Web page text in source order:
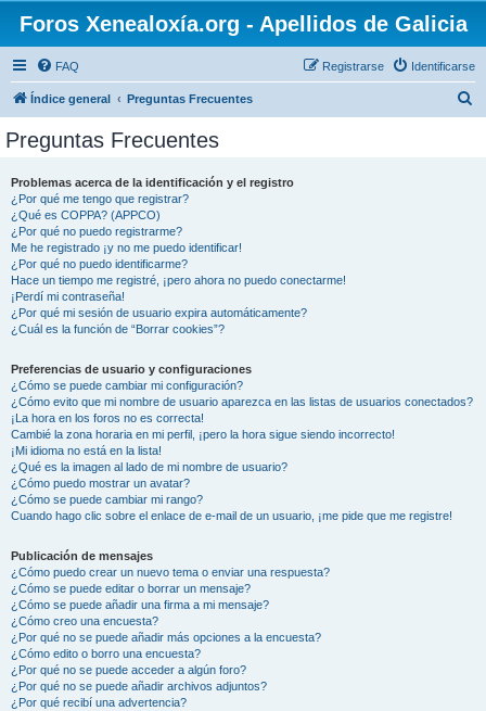
Foros Xenealoxía.org - Apellidos de Galicia
FAQ Identificarse
Registrarse
Índice general Preguntas Frecuentes
Preguntas Frecuentes
Problemas acerca de la identificación y el registro
¿Por qué me tengo que registrar?
¿Qué es COPPA? (APPCO)
¿Por qué no puedo registrarme?
Me he registrado ¡y no me puedo identificar!
¿Por qué no puedo identificarme?
Hace un tiempo me registré, ¡pero ahora no puedo conectarme!
¡Perdí mi contraseña!
¿Por qué mi sesión de usuario expira automáticamente?
¿Cuál es la función de “Borrar cookies”?
Preferencias de usuario y configuraciones
¿Cómo se puede cambiar mi configuración?
¿Cómo evito que mi nombre de usuario aparezca en las listas de usuarios conectados?
¡La hora en los foros no es correcta!
Cambié la zona horaria en mi perfil, ¡pero la hora sigue siendo incorrecto!
¡Mi idioma no está en la lista!
¿Qué es la imagen al lado de mi nombre de usuario?
¿Cómo puedo mostrar un avatar?
¿Cómo se puede cambiar mi rango?
Cuando hago clic sobre el enlace de e-mail de un usuario, ¡me pide que me registre!
Publicación de mensajes
¿Cómo puedo crear un nuevo tema o enviar una respuesta?
¿Cómo se puede editar o borrar un mensaje?
¿Cómo se puede añadir una firma a mi mensaje?
¿Cómo creo una encuesta?
¿Por qué no se puede añadir más opciones a la encuesta?
¿Cómo edito o borro una encuesta?
¿Por qué no se puede acceder a algún foro?
¿Por qué no se puede añadir archivos adjuntos?
¿Por qué recibí una advertencia?